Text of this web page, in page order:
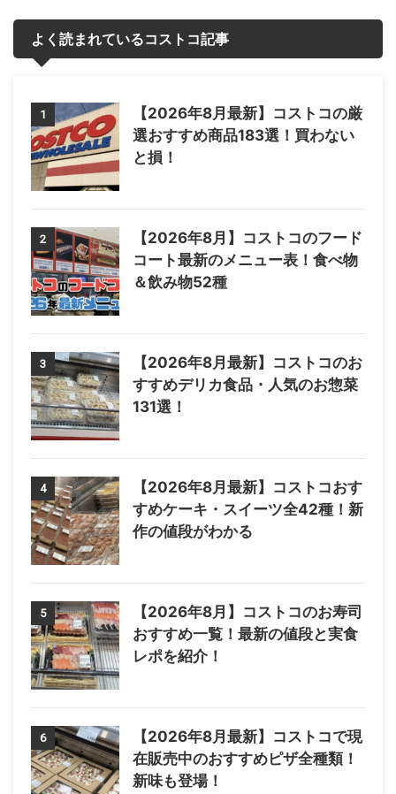
よく読まれているコストコ記事
1
【2026年8月最新】コストコの厳
選おすすめ商品183選！買わない
と損！
2
【2026年8月】コストコのフード
コート最新のメニュー表！食べ物
＆飲み物52種
3
【2026年8月最新】コストコのお
すすめデリカ食品・人気のお惣菜
131選！
4
【2026年8月最新】コストコおす
すめケーキ・スイーツ全42種！新
作の値段がわかる
5
【2026年8月】コストコのお寿司
おすすめ一覧！最新の値段と実食
レポを紹介！
6
【2026年8月最新】コストコで現
在販売中のおすすめピザ全種類！
新味も登場！